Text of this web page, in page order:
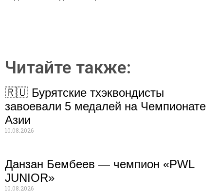
Читайте также:
🇷🇺 Бурятские тхэквондисты
завоевали 5 медалей на Чемпионате
Азии
10.08.2026
Данзан Бембеев — чемпион «PWL
JUNIOR»
10.08.2026